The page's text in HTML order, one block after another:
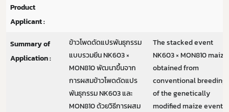
Product
Applicant :
Summary of
Application :
ข้าวโพดดัดแปรพันธุกรรม
แบบรวมยีน NK603 ×
MON810 พัฒนาขึ้นจาก
การผสมข้าวโพดดัดแปร
พันธุกรรม NK603 และ
MON810 ด้วยวิธีการผสม
The stacked event
NK603 × MON810 maize
obtained from
conventional breeding
of the genetically
modified maize events